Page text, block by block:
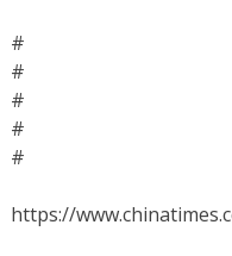
#
#
#
#
#
https://